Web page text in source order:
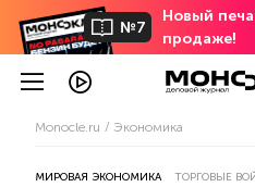
№7
Новый
продаже!
Monocle.ru Экономика
МИРОВАЯ ЭКОНОМИКА ТОРГОВЫЕ